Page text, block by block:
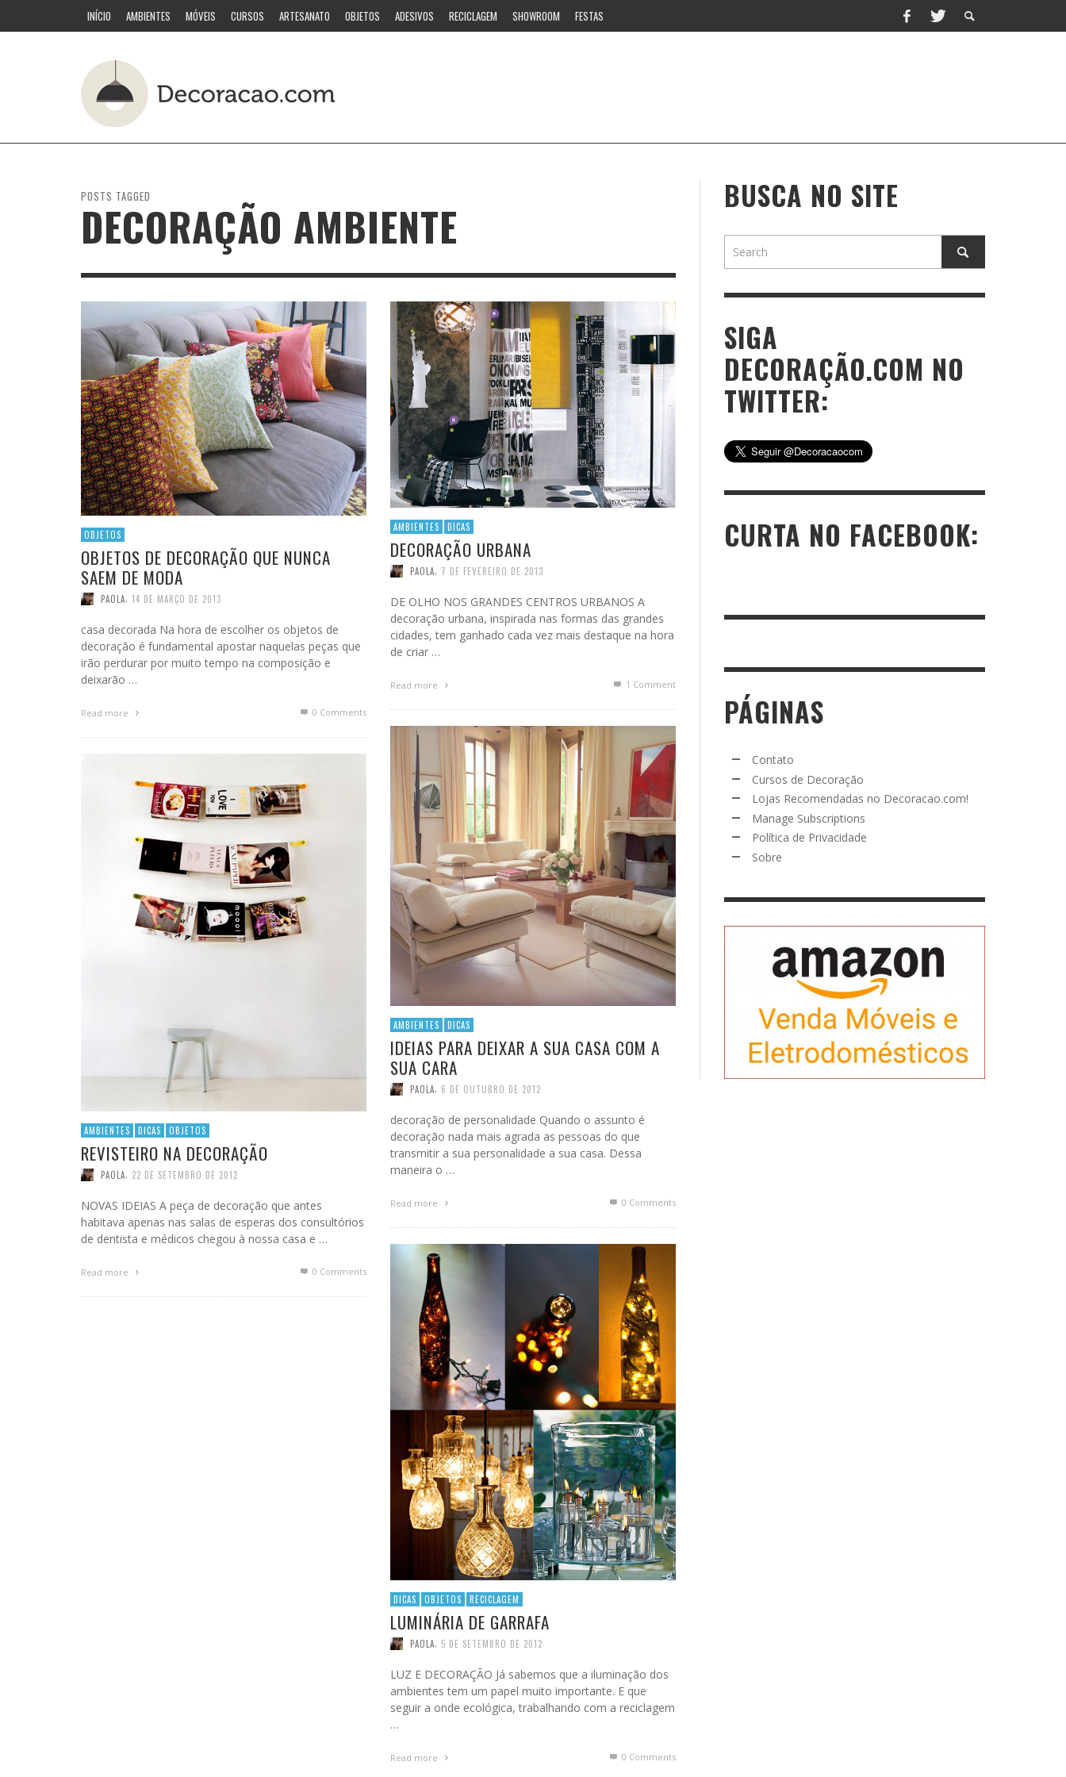
INÍCIO AMBIENTES MÓVEIS CURSOS ARTESANATO OBJETOS ADESIVOS RECICLAGEM SHOWROOM FESTAS
POSTS TAGGED
DECORAÇÃO AMBIENTE
OBJETOS
OBJETOS DE DECORAÇÃO QUE NUNCA
SAEM DE MODA
PAOLA, 14 DE MARÇO DE 2013
casa decorada Na hora de escolher os objetos de
decoração é fundamental apostar naquelas peças que
irão perdurar por muito tempo na composição e
deixarão …
Read more 0 Comments
AMBIENTES DICAS
DECORAÇÃO URBANA
PAOLA, 7 DE FEVEREIRO DE 2013
DE OLHO NOS GRANDES CENTROS URBANOS A
decoração urbana, inspirada nas formas das grandes
cidades, tem ganhado cada vez mais destaque na hora
de criar …
Read more 1 Comment
AMBIENTES DICAS
IDEIAS PARA DEIXAR A SUA CASA COM A
SUA CARA
PAOLA 6 DE OUTUBRO DE 2012
decoração de personalidade Quando o assunto é
decoração nada mais agrada as pessoas do que
transmitir a sua personalidade a sua casa. Dessa
maneira o …
Read more 0 Comments
AMBIENTES DICAS OBJETOS
REVISTEIRO NA DECORAÇÃO
PAOLA 22 DE SETEMBRO DE 2012
NOVAS IDEIAS A peça de decoração que antes
habitava apenas nas salas de esperas dos consultórios
de dentista e médicos chegou à nossa casa e …
Read more 0 Comments
DICAS OBJETOS RECICLAGEM
LUMINÁRIA DE GARRAFA
PAOLA, 5 DE SETEMBRO DE 2012
LUZ E DECORAÇÃO Já sabemos que a iluminação dos
ambientes tem um papel muito importante. E que
seguir a onde ecológica, trabalhando com a reciclagem
…
Read more 0 Comments
BUSCA NO SITE
SIGA
DECORAÇÃO.COM NO
TWITTER:
CURTA NO FACEBOOK:
PÁGINAS
Contato
Cursos de Decoração
Lojas Recomendadas no Decoracao.com!
Manage Subscriptions
Política de Privacidade
Sobre